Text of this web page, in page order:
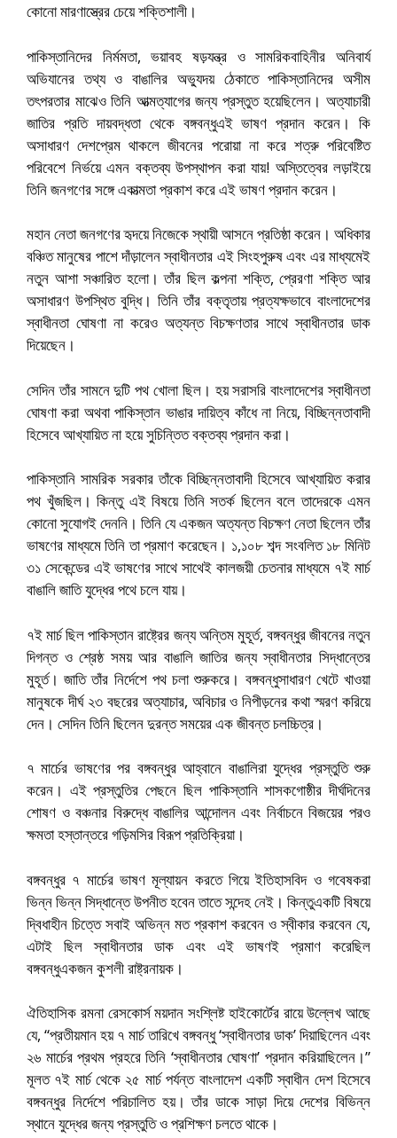
কোনো মারণাস্ত্রের চেয়ে শক্তিশালী।
পাকিস্তানিদের নির্মমতা, ভয়াবহ ষড়যন্ত্র ও সামরিকবাহিনীর অনিবার্য
অভিযানের তথ্য ও বাঙালির অভ্যুদয় ঠেকাতে পাকিস্তানিদের অসীম
তৎপরতার মাঝেও তিনি আত্মত্যাগের জন্য প্রস্তুত হয়েছিলেন। অত্যাচারী
জাতির প্রতি দায়বদ্ধতা থেকে বঙ্গবন্ধুএই ভাষণ প্রদান করেন। কি
অসাধারণ দেশপ্রেম থাকলে জীবনের পরোয়া না করে শত্রু পরিবেষ্টিত
পরিবেশে নির্ভয়ে এমন বক্তব্য উপস্থাপন করা যায়! অস্তিত্বের লড়াইয়ে
তিনি জনগণের সঙ্গে একাত্মতা প্রকাশ করে এই ভাষণ প্রদান করেন।
মহান নেতা জনগণের হৃদয়ে নিজেকে স্থায়ী আসনে প্রতিষ্ঠা করেন। অধিকার
বঞ্চিত মানুষের পাশে দাঁড়ালেন স্বাধীনতার এই সিংহপুরুষ এবং এর মাধ্যমেই
নতুন আশা সঞ্চারিত হলো। তাঁর ছিল কল্পনা শক্তি, প্রেরণা শক্তি আর
অসাধারণ উপস্থিত বুদ্ধি। তিনি তাঁর বক্তৃতায় প্রত্যক্ষভাবে বাংলাদেশের
স্বাধীনতা ঘোষণা না করেও অত্যন্ত বিচক্ষণতার সাথে স্বাধীনতার ডাক
দিয়েছেন।
সেদিন তাঁর সামনে দুটি পথ খোলা ছিল। হয় সরাসরি বাংলাদেশের স্বাধীনতা
ঘোষণা করা অথবা পাকিস্তান ভাঙার দায়িত্ব কাঁধে না নিয়ে, বিচ্ছিন্নতাবাদী
হিসেবে আখ্যায়িত না হয়ে সুচিন্তিত বক্তব্য প্রদান করা।
পাকিস্তানি সামরিক সরকার তাঁকে বিচ্ছিন্নতাবাদী হিসেবে আখ্যায়িত করার
পথ খুঁজছিল। কিন্তু এই বিষয়ে তিনি সতর্ক ছিলেন বলে তাদেরকে এমন
কোনো সুযোগই দেননি। তিনি যে একজন অত্যন্ত বিচক্ষণ নেতা ছিলেন তাঁর
ভাষণের মাধ্যমে তিনি তা প্রমাণ করেছেন। ১,১০৮ শব্দ সংবলিত ১৮ মিনিট
৩১ সেকেন্ডের এই ভাষণের সাথে সাথেই কালজয়ী চেতনার মাধ্যমে ৭ই মার্চ
বাঙালি জাতি যুদ্ধের পথে চলে যায়।
৭ই মার্চ ছিল পাকিস্তান রাষ্ট্রের জন্য অন্তিম মুহূর্ত, বঙ্গবন্ধুর জীবনের নতুন
দিগন্ত ও শ্রেষ্ঠ সময় আর বাঙালি জাতির জন্য স্বাধীনতার সিদ্ধান্তের
মুহূর্ত। জাতি তাঁর নির্দেশে পথ চলা শুরুকরে। বঙ্গবন্ধুসাধারণ খেটে খাওয়া
মানুষকে দীর্ঘ ২৩ বছরের অত্যাচার, অবিচার ও নিপীড়নের কথা স্মরণ করিয়ে
দেন। সেদিন তিনি ছিলেন দুরন্ত সময়ের এক জীবন্ত চলচ্চিত্র।
৭ মার্চের ভাষণের পর বঙ্গবন্ধুর আহ্বানে বাঙালিরা যুদ্ধের প্রস্তুতি শুরু
করেন। এই প্রস্তুতির পেছনে ছিল পাকিস্তানি শাসকগোষ্ঠীর দীর্ঘদিনের
শোষণ ও বঞ্চনার বিরুদ্ধে বাঙালির আন্দোলন এবং নির্বাচনে বিজয়ের পরও
ক্ষমতা হস্তান্তরে গড়িমসির বিরূপ প্রতিক্রিয়া।
বঙ্গবন্ধুর ৭ মার্চের ভাষণ মূল্যায়ন করতে গিয়ে ইতিহাসবিদ ও গবেষকরা
ভিন্ন ভিন্ন সিদ্ধান্তে উপনীত হবেন তাতে সন্দেহ নেই। কিন্তুএকটি বিষয়ে
দ্বিধাহীন চিত্তে সবাই অভিন্ন মত প্রকাশ করবেন ও স্বীকার করবেন যে,
এটাই ছিল স্বাধীনতার ডাক এবং এই ভাষণই প্রমাণ করেছিল
বঙ্গবন্ধুএকজন কুশলী রাষ্ট্রনায়ক।
ঐতিহাসিক রমনা রেসকোর্স ময়দান সংশ্লিষ্ট হাইকোর্টের রায়ে উল্লেখ আছে
যে, “প্রতীয়মান হয় ৭ মার্চ তারিখে বঙ্গবন্ধু ‘স্বাধীনতার ডাক’ দিয়াছিলেন এবং
২৬ মার্চের প্রথম প্রহরে তিনি ‘স্বাধীনতার ঘোষণা’ প্রদান করিয়াছিলেন।”
মূলত ৭ই মার্চ থেকে ২৫ মার্চ পর্যন্ত বাংলাদেশ একটি স্বাধীন দেশ হিসেবে
বঙ্গবন্ধুর নির্দেশে পরিচালিত হয়। তাঁর ডাকে সাড়া দিয়ে দেশের বিভিন্ন
স্থানে যুদ্ধের জন্য প্রস্তুতি ও প্রশিক্ষণ চলতে থাকে।